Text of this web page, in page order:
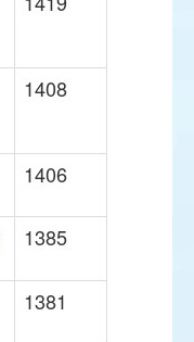
1408
1406
1385
1381